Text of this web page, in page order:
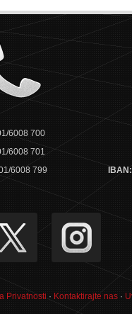
6008 700
6008 701
6008 799
IBAN:
Privatnosti · Kontaktirajte nas·